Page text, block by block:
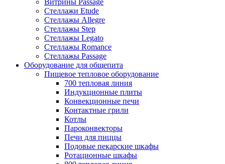
Стеллажи Etude
Стеллажы Allegre
Стеллажы Step
Стеллажы Legato
Стеллажы Romance
Стеллажы Passage
Оборудование для общепита
Пищевое тепловое оборудование
700 тепловая линия
Индукционные плиты
Конвекционные печи
Контактные грили
Котлы
Пароконвекторы
Печи для пиццы
Подовые пекарские шкафы
Ротационные шкафы